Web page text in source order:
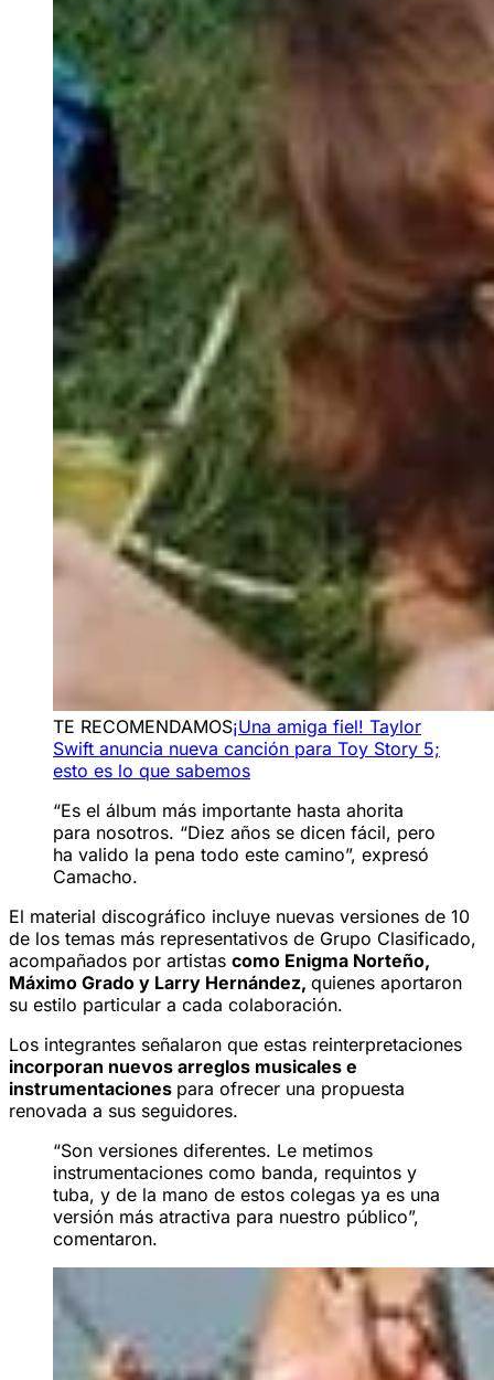
TE RECOMENDAMOS¡Una amiga fiel! Taylor
Swift anuncia nueva canción para Toy Story 5;
esto es lo que sabemos
“Es el álbum más importante hasta ahorita
para nosotros. “Diez años se dicen fácil, pero
ha valido la pena todo este camino”, expresó
Camacho.
El material discográfico incluye nuevas versiones de 10
de los temas más representativos de Grupo Clasificado,
acompañados por artistas como Enigma Norteño,
Máximo Grado y Larry Hernández, quienes aportaron
su estilo particular a cada colaboración.
Los integrantes señalaron que estas reinterpretaciones
incorporan nuevos arreglos musicales e
instrumentaciones para ofrecer una propuesta
renovada a sus seguidores.
“Son versiones diferentes. Le metimos
instrumentaciones como banda, requintos y
tuba, y de la mano de estos colegas ya es una
versión más atractiva para nuestro público”,
comentaron.